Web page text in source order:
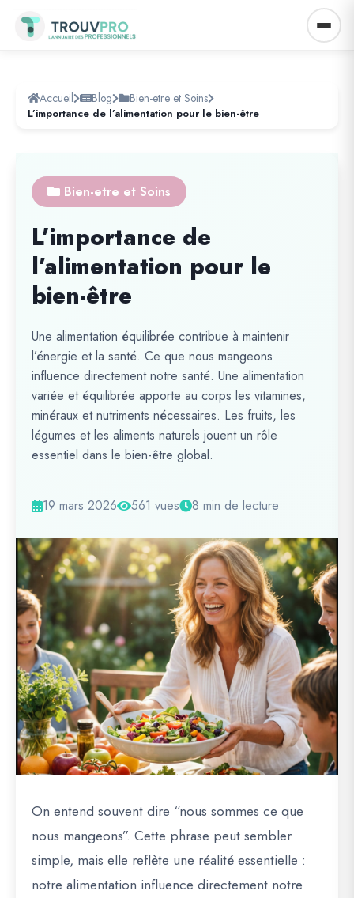
Accueil Blog Bien-etre et Soins
L’importance de l’alimentation pour le bien-être
Bien-etre et Soins
L’importance de
l’alimentation pour le
bien-être
Une alimentation équilibrée contribue à maintenir
l’énergie et la santé. Ce que nous mangeons
influence directement notre santé. Une alimentation
variée et équilibrée apporte au corps les vitamines,
minéraux et nutriments nécessaires. Les fruits, les
légumes et les aliments naturels jouent un rôle
essentiel dans le bien-être global.
19 mars 2026 561 vues 8 min de lecture
On entend souvent dire “nous sommes ce que
nous mangeons”. Cette phrase peut sembler
simple, mais elle reflète une réalité essentielle :
notre alimentation influence directement notre